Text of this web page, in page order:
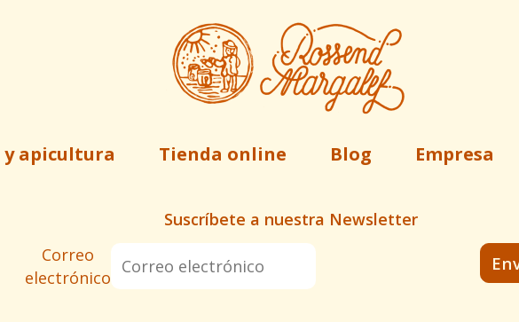
y apicultura Tienda online Blog Empresa
Suscríbete a nuestra Newsletter
Correo
electrónico